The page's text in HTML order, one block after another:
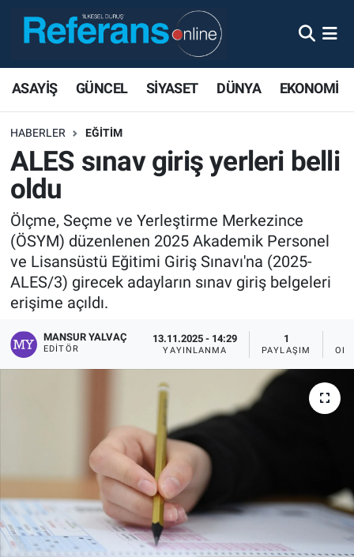
ASAYİŞ GÜNCEL SİYASET DÜNYA EKONOMİ
HABERLER EĞİTİM
ALES sınav giriş yerleri belli
oldu
Ölçme, Seçme ve Yerleştirme Merkezince
(ÖSYM) düzenlenen 2025 Akademik Personel
ve Lisansüstü Eğitimi Giriş Sınavı'na (2025-
ALES/3) girecek adayların sınav giriş belgeleri
erişime açıldı.
MANSUR YALVAÇ
EDITÖR
13.11.2025 - 14:29
YAYINLANMA
1
PAYLAŞIM